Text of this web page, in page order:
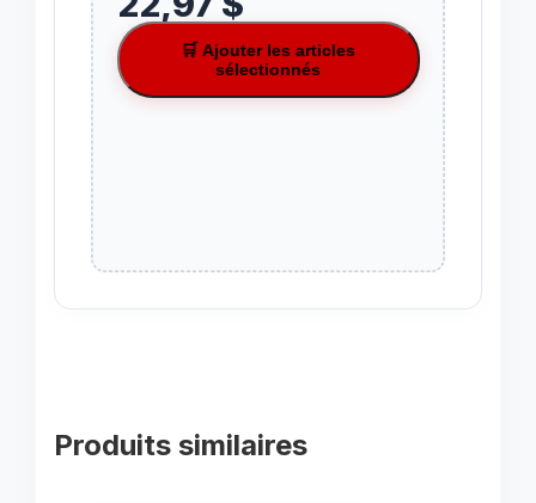
🛒 Ajouter les articles
sélectionnés
Produits similaires